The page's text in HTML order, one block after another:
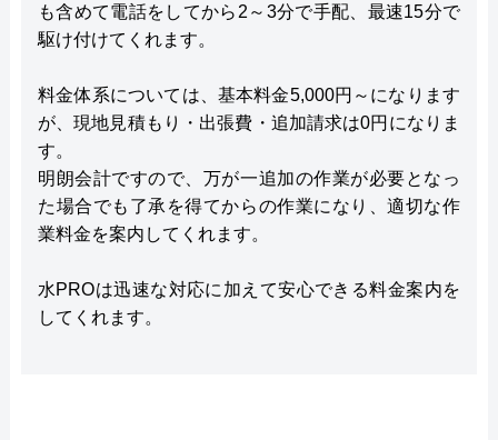
も含めて電話をしてから2～3分で手配、最速15分で
駆け付けてくれます。
料金体系については、基本料金5,000円～になります
が、現地見積もり・出張費・追加請求は0円になりま
す。
明朗会計ですので、万が一追加の作業が必要となっ
た場合でも了承を得てからの作業になり、適切な作
業料金を案内してくれます。
水PROは迅速な対応に加えて安心できる料金案内を
してくれます。